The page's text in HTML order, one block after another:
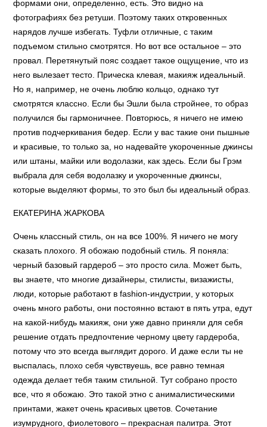
формами они, определенно, есть. Это видно на
фотографиях без ретуши. Поэтому таких откровенных
нарядов лучше избегать. Туфли отличные, с таким
подъемом стильно смотрятся. Но вот все остальное – это
провал. Перетянутый пояс создает такое ощущение, что из
него вылезает тесто. Прическа клевая, макияж идеальный.
Но я, например, не очень люблю кольцо, однако тут
смотрятся классно. Если бы Эшли была стройнее, то образ
получился бы гармоничнее. Повторюсь, я ничего не имею
против подчеркивания бедер. Если у вас такие они пышные
и красивые, то только за, но надевайте укороченные джинсы
или штаны, майки или водолазки, как здесь. Если бы Грэм
выбрала для себя водолазку и укороченные джинсы,
которые выделяют формы, то это был бы идеальный образ.
ЕКАТЕРИНА ЖАРКОВА
Очень классный стиль, он на все 100%. Я ничего не могу
сказать плохого. Я обожаю подобный стиль. Я поняла:
черный базовый гардероб – это просто сила. Может быть,
вы знаете, что многие дизайнеры, стилисты, визажисты,
люди, которые работают в fashion-индустрии, у которых
очень много работы, они постоянно встают в пять утра, едут
на какой-нибудь макияж, они уже давно приняли для себя
решение отдать предпочтение черному цвету гардероба,
потому что это всегда выглядит дорого. И даже если ты не
выспалась, плохо себя чувствуешь, все равно темная
одежда делает тебя таким стильной. Тут собрано просто
все, что я обожаю. Это такой этно с анималистическими
принтами, жакет очень красивых цветов. Сочетание
изумрудного, фиолетового – прекрасная палитра. Этот